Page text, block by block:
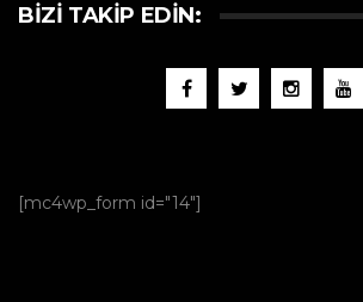
BIZI TAKIP EDIN:
[mc4wp_form id="14"]